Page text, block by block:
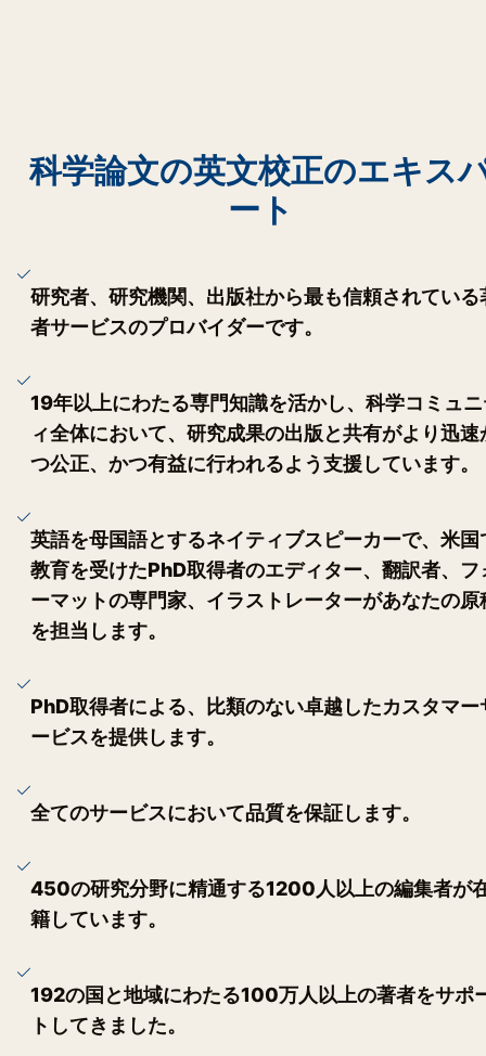
科学論文の英文校正のエキス
ート
研究者、研究機関、出版社から最も信頼されている
者サービスのプロバイダーです。
19年以上にわたる専門知識を活かし、科学コミュ
ィ全体において、研究成果の出版と共有がより迅速
つ公正、かつ有益に行われるよう支援しています。
英語を母国語とするネイティブスピーカーで、米国
教育を受けたPhD取得者のエディター、翻訳者、フ
ーマットの専門家、イラストレーターがあなたの原
を担当します。
PhD取得者による、比類のない卓越したカスタマー
ービスを提供します。
全てのサービスにおいて品質を保証します。
450の研究分野に精通する1200人以上の編集者が
籍しています。
192の国と地域にわたる100万人以上の著者をサポ
トしてきました。